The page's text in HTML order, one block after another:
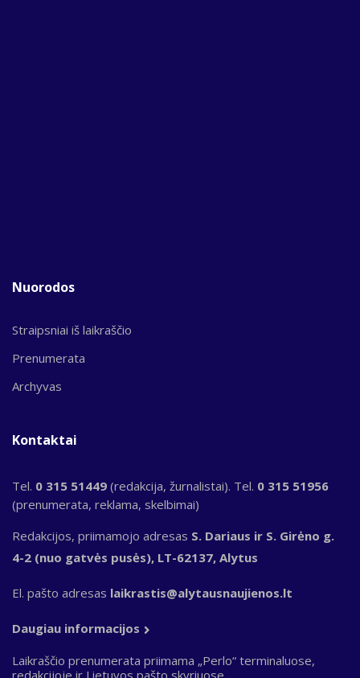
Nuorodos
Straipsniai iš laikraščio
Prenumerata
Archyvas
Kontaktai
Tel. 0 315 51449 (redakcija, žurnalistai). Tel. 0 315 51956
(prenumerata, reklama, skelbimai)
Redakcijos, priimamojo adresas S. Dariaus ir S. Girėno g.
4-2 (nuo gatvės pusės), LT-62137, Alytus
El. pašto adresas laikrastis@alytausnaujienos.lt
Daugiau informacijos
Laikraščio prenumerata priimama „Perlo“ terminaluose,